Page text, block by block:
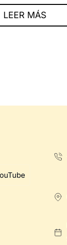
LEER MÁS